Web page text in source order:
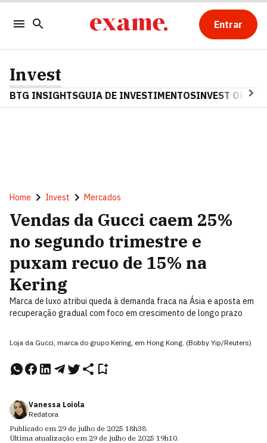
Entrar
Invest
BTG INSIGHTSGUIA DE INVESTIMENTOSINVEST OPINA
Home Invest Mercados
Vendas da Gucci caem 25%
no segundo trimestre e
puxam recuo de 15% na
Kering
Marca de luxo atribui queda à demanda fraca na Ásia e aposta em
recuperação gradual com foco em crescimento de longo prazo
Loja da Gucci, marca do grupo Kering, em Hong Kong. (Bobby Yip/Reuters)
Vanessa Loiola
Redatora
Publicado em 29 de julho de 2025 18h38.
Última atualização em 29 de julho de 2025 19h10.